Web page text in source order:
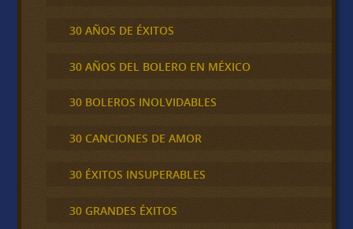
30 AÑOS DE ÉXITOS
30 AÑOS DEL BOLERO EN MÉXICO
30 BOLEROS INOLVIDABLES
30 CANCIONES DE AMOR
30 ÉXITOS INSUPERABLES
30 GRANDES ÉXITOS